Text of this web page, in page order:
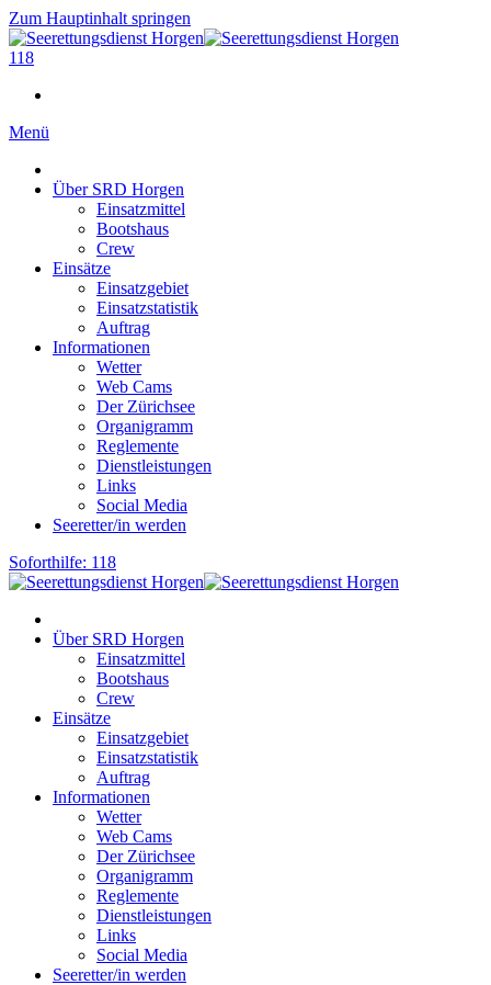
Zum Hauptinhalt springen
118
Menü
Über SRD Horgen
Einsatzmittel
Bootshaus
Crew
Einsätze
Einsatzgebiet
Einsatzstatistik
Auftrag
Informationen
Wetter
Web Cams
Der Zürichsee
Organigramm
Reglemente
Dienstleistungen
Links
Social Media
Seeretter/in werden
Soforthilfe: 118
Über SRD Horgen
Einsatzmittel
Bootshaus
Crew
Einsätze
Einsatzgebiet
Einsatzstatistik
Auftrag
Informationen
Wetter
Web Cams
Der Zürichsee
Organigramm
Reglemente
Dienstleistungen
Links
Social Media
Seeretter/in werden